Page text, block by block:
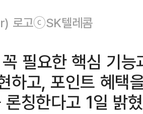
로고ⓒSK텔레콤
필요한 핵심 기
하고, 포인트 혜택
론칭한다고 1일 밝